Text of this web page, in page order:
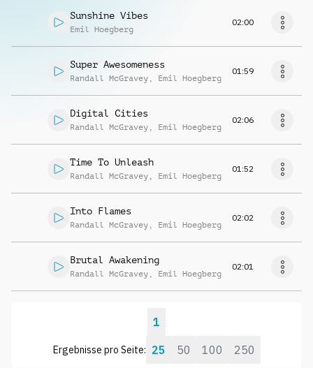
Sunshine Vibes
Emil Hoegberg
02:00
Super Awesomeness
Randall McGravey , Emil Hoegberg
01:59
Digital Cities
Randall McGravey , Emil Hoegberg
02:06
Time To Unleash
Randall McGravey , Emil Hoegberg
01:52
Into Flames
Randall McGravey , Emil Hoegberg
02:02
Brutal Awakening
Randall McGravey , Emil Hoegberg
02:01
Ergebnisse pro Seite: 25 50 100 250
1